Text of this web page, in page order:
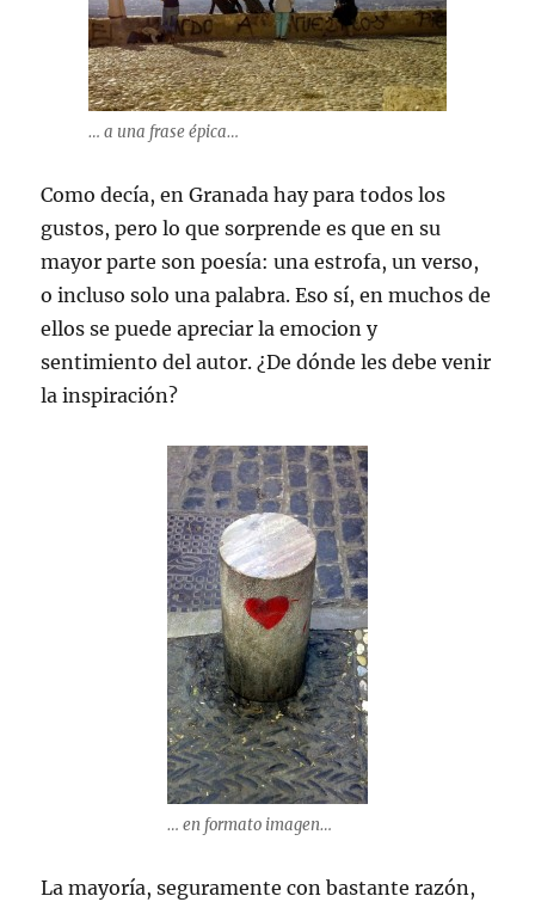
… a una frase épica…
Como decía, en Granada hay para todos los
gustos, pero lo que sorprende es que en su
mayor parte son poesía: una estrofa, un verso,
o incluso solo una palabra. Eso sí, en muchos de
ellos se puede apreciar la emocion y
sentimiento del autor. ¿De dónde les debe venir
la inspiración?
… en formato imagen…
La mayoría, seguramente con bastante razón,